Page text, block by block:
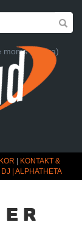
moms (Ändra)
KONTAKT &
| ALPHATHETA